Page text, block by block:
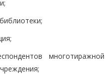
многотиражной